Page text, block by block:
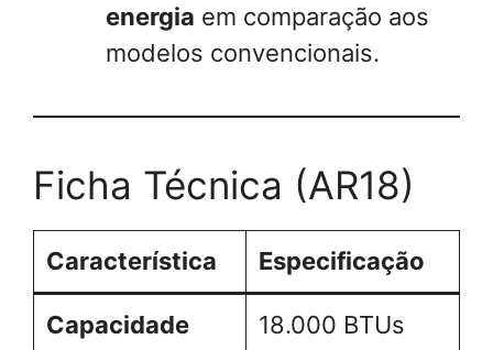
energia em comparação aos
modelos convencionais.
Ficha Técnica (AR18)
Característica Especificação
Capacidade 18.000 BTUs